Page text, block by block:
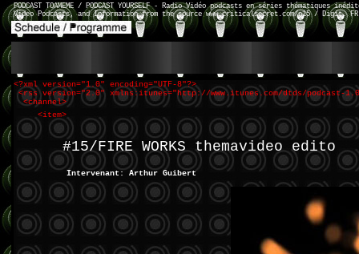
PODCAST TOAMEME / PODCAST YOURSELF - Radio Vidéo podcasts en séries
Video Podcasts, and Information from the source www.criticalsecret.com/n15 / Digit.
<?xml version="1.0" encoding="UTF-8"?>
<rss version="2.0" xmlns:itunes="http://www.itunes.com/dtds/podcast-
<channel>
<item>
#15/FIRE WORKS themavideo edito
Intervenant: Arthur Guibert